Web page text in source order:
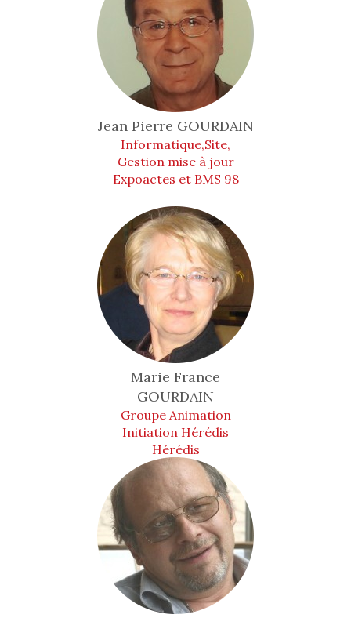
Jean Pierre GOURDAIN
Informatique,Site,
Gestion mise à jour
Expoactes et BMS 98
Marie France
GOURDAIN
Groupe Animation
Initiation Hérédis
Hérédis